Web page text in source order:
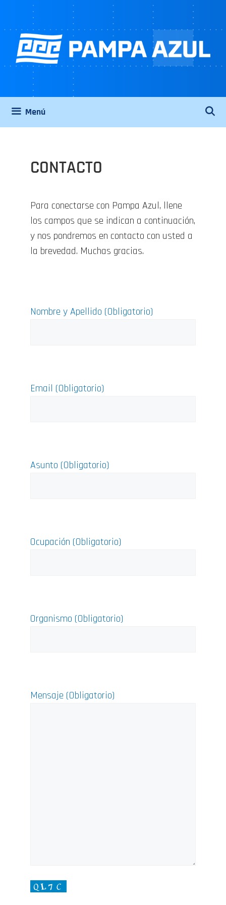
contenido
Menú
CONTACTO
Para conectarse con Pampa Azul, llene
los campos que se indican a continuación,
y nos pondremos en contacto con usted a
la brevedad. Muchas gracias.
Nombre y Apellido (Obligatorio)
Email (Obligatorio)
Asunto (Obligatorio)
Ocupación (Obligatorio)
Organismo (Obligatorio)
Mensaje (Obligatorio)